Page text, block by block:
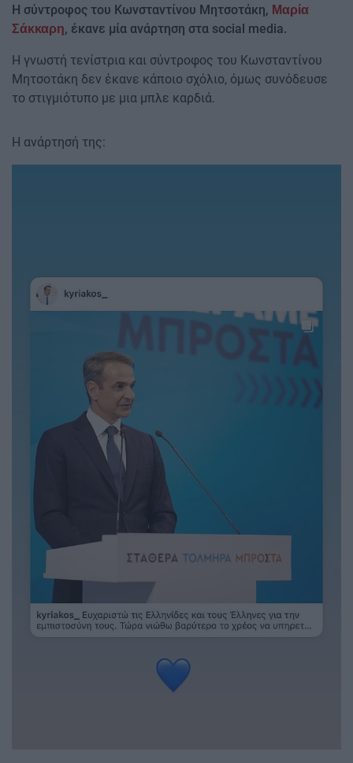
Η σύντροφος του Κωνσταντίνου Μητσοτάκη, Μαρία
Σάκκαρη, έκανε μία ανάρτηση στα social media.
Η γνωστή τενίστρια και σύντροφος του Κωνσταντίνου
Μητσοτάκη δεν έκανε κάποιο σχόλιο, όμως συνόδευσε
το στιγμιότυπο με μια μπλε καρδιά.
Η ανάρτησή της: